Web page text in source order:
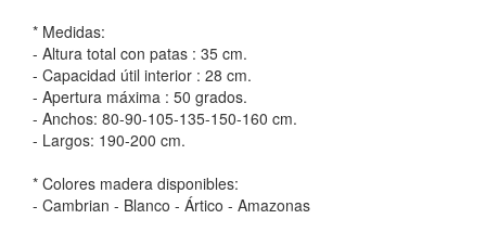
* Medidas:
- Altura total con patas : 35 cm.
- Capacidad útil interior : 28 cm.
- Apertura máxima : 50 grados.
- Anchos: 80-90-105-135-150-160 cm.
- Largos: 190-200 cm.
* Colores madera disponibles:
- Cambrian - Blanco - Ártico - Amazonas